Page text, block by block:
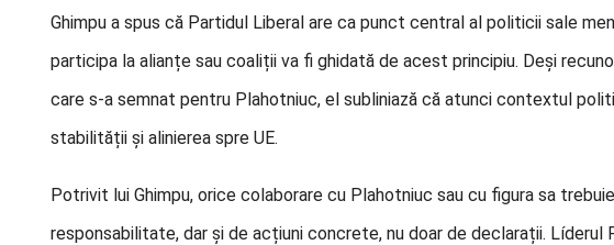
Ghimpu a spus că Partidul Liberal are ca punct central al politicii sale
participa la alianțe sau coaliții va fi ghidată de acest principiu. Deși
care s‑a semnat pentru Plahotniuc, el subliniază că atunci contextul
stabilității și alinierea spre UE.
Potrivit lui Ghimpu, orice colaborare cu Plahotniuc sau cu figura sa
responsabilitate, dar și de acțiuni concrete, nu doar de declarații. Líderul